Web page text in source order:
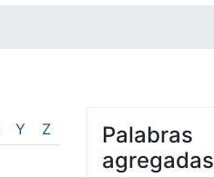
Y Z
Palabras
agregadas